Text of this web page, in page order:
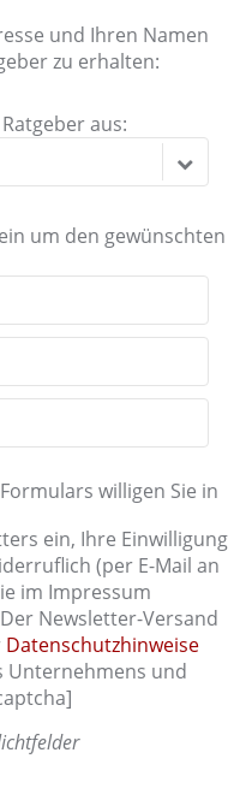
und Ihren Namen
zu erhalten:
aus:
um den gewünschten
willigen Sie in
ein, Ihre Einwilligung
(per E-Mail an
im Impressum
Newsletter-Versand
Datenschutzhinweise
Unternehmens und
lasse dieses Feld leer.
lasse dieses Feld leer.